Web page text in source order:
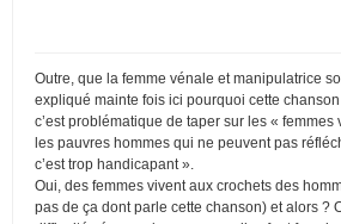
Outre, que la femme vénale et manipulatrice
expliqué mainte fois ici pourquoi cette
c’est problématique de taper sur les «
les pauvres hommes qui ne peuvent pas
c’est trop handicapant ».
Oui, des femmes vivent aux crochets des
pas de ça dont parle cette chanson) et alors ?